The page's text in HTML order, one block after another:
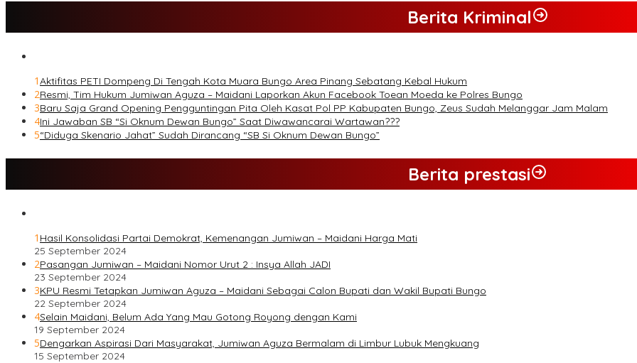
Berita Kriminal
1Aktifitas PETI Dompeng Di Tengah Kota Muara Bungo Area Pinang Sebatang Kebal Hukum
2Resmi, Tim Hukum Jumiwan Aguza – Maidani Laporkan Akun Facebook Toean Moeda ke Polres Bungo
3Baru Saja Grand Opening Pengguntingan Pita Oleh Kasat Pol PP Kabupaten Bungo, Zeus Sudah Melanggar Jam Malam
4Ini Jawaban SB “Si Oknum Dewan Bungo” Saat Diwawancarai Wartawan???
5“Diduga Skenario Jahat” Sudah Dirancang “SB Si Oknum Dewan Bungo”
Berita prestasi
1 Hasil Konsolidasi Partai Demokrat, Kemenangan Jumiwan – Maidani Harga Mati
25 September 2024
2Pasangan Jumiwan – Maidani Nomor Urut 2 : Insya Allah JADI
23 September 2024
3KPU Resmi Tetapkan Jumiwan Aguza – Maidani Sebagai Calon Bupati dan Wakil Bupati Bungo
22 September 2024
4Selain Maidani, Belum Ada Yang Mau Gotong Royong dengan Kami
19 September 2024
5Dengarkan Aspirasi Dari Masyarakat, Jumiwan Aguza Bermalam di Limbur Lubuk Mengkuang
15 September 2024